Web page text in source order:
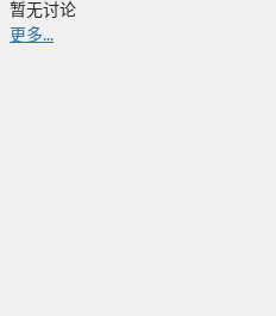
暂无讨论
更多...